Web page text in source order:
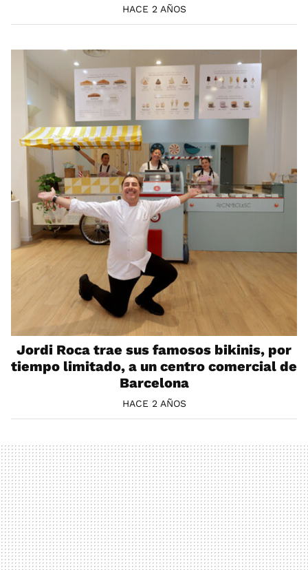
HACE 2 AÑOS
Jordi Roca trae sus famosos bikinis, por
tiempo limitado, a un centro comercial de
Barcelona
HACE 2 AÑOS